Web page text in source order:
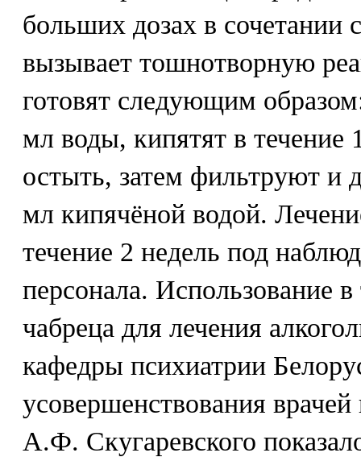
больших дозах в сочетании
вызывает тошнотворную
готовят следующим
мл воды, кипятят в течение
остыть, затем фильтруют и
мл кипячёной водой.
течение 2 недель под
персонала. Использование в
чабреца для лечения
кафедры психиатрии
усовершенствования
А.Ф. Скугаревского